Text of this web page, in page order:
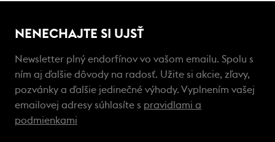
NENECHAJTE SI UJSŤ
Newsletter plný endorfínov vo vašom emailu. Spolu s
ním aj ďalšie dôvody na radosť. Užite si akcie, zľavy,
pozvánky a ďalšie jedinečné výhody. Vyplnením vašej
emailovej adresy súhlasíte s pravidlami a
podmienkami